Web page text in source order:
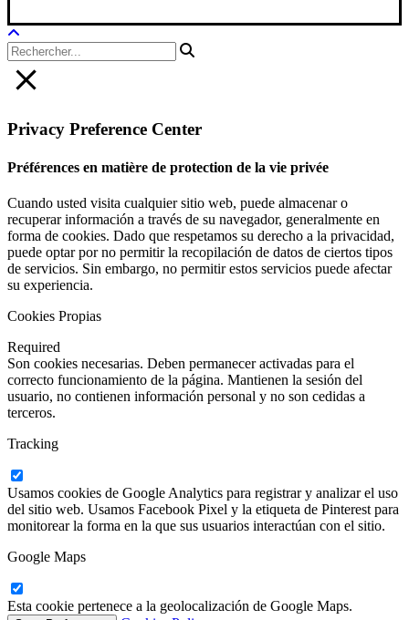
Privacy Preference Center
Préférences en matière de protection de la vie privée
Cuando usted visita cualquier sitio web, puede almacenar o
recuperar información a través de su navegador, generalmente en
forma de cookies. Dado que respetamos su derecho a la privacidad,
puede optar por no permitir la recopilación de datos de ciertos tipos
de servicios. Sin embargo, no permitir estos servicios puede afectar
su experiencia.
Cookies Propias
Required
Son cookies necesarias. Deben permanecer activadas para el
correcto funcionamiento de la página. Mantienen la sesión del
usuario, no contienen información personal y no son cedidas a
terceros.
Tracking
Usamos cookies de Google Analytics para registrar y analizar el uso
del sitio web. Usamos Facebook Pixel y la etiqueta de Pinterest para
monitorear la forma en la que sus usuarios interactúan con el sitio.
Google Maps
Esta cookie pertenece a la geolocalización de Google Maps.